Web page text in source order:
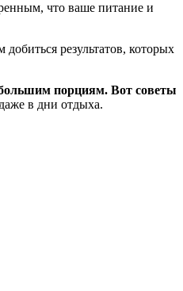
что ваше питание и
результатов, которых
порциям. Вот советы
в дни отдыха.